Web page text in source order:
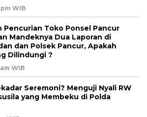
WIB
Pencurian Toko Ponsel Pancur
Mandeknya Dua Laporan di
dan Polsek Pancur, Apakah
Dilindungi ?
WIB
Seremoni? Menguji Nyali RW
yang Membeku di Polda